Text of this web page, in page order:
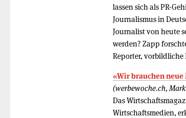
lassen sich als PR-
Journalismus in
Journalist von heute
werden? Zapp
Reporter, vorbildliche
«Wir brauchen
(werbewoche.ch,
Das
Wirtschaftsmedien,